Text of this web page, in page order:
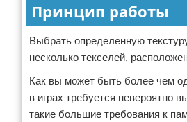
Принцип работы
Выбрать определенную
несколько текселей,
Как вы может быть более чем
в играх требуется невероятно
такие большие требования к